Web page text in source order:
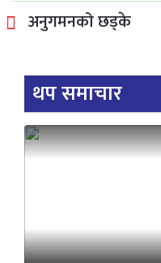
अनुगमनको छड्के
थप समाचार